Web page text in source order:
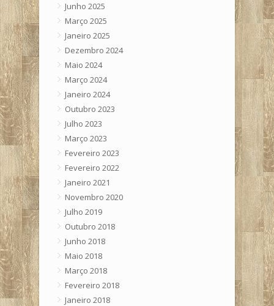
Junho 2025
Março 2025
Janeiro 2025
Dezembro 2024
Maio 2024
Março 2024
Janeiro 2024
Outubro 2023
Julho 2023
Março 2023
Fevereiro 2023
Fevereiro 2022
Janeiro 2021
Novembro 2020
Julho 2019
Outubro 2018
Junho 2018
Maio 2018
Março 2018
Fevereiro 2018
Janeiro 2018